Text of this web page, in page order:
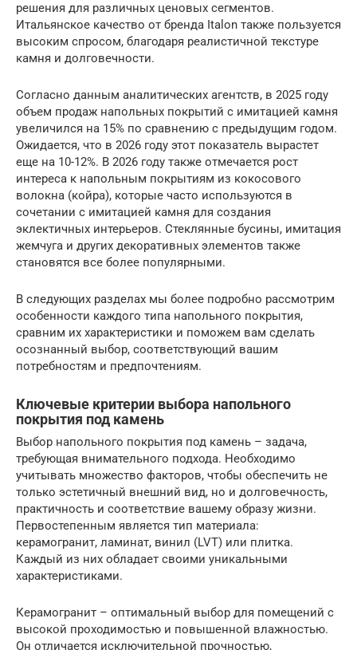
решения для различных ценовых сегментов.
Итальянское качество от бренда Italon также пользуется
высоким спросом, благодаря реалистичной текстуре
камня и долговечности.
Согласно данным аналитических агентств, в 2025 году
объем продаж напольных покрытий с имитацией камня
увеличился на 15% по сравнению с предыдущим годом.
Ожидается, что в 2026 году этот показатель вырастет
еще на 10-12%. В 2026 году также отмечается рост
интереса к напольным покрытиям из кокосового
волокна (койра), которые часто используются в
сочетании с имитацией камня для создания
эклектичных интерьеров. Стеклянные бусины, имитация
жемчуга и других декоративных элементов также
становятся все более популярными.
В следующих разделах мы более подробно рассмотрим
особенности каждого типа напольного покрытия,
сравним их характеристики и поможем вам сделать
осознанный выбор, соответствующий вашим
потребностям и предпочтениям.
Ключевые критерии выбора напольного
покрытия под камень
Выбор напольного покрытия под камень – задача,
требующая внимательного подхода. Необходимо
учитывать множество факторов, чтобы обеспечить не
только эстетичный внешний вид, но и долговечность,
практичность и соответствие вашему образу жизни.
Первостепенным является тип материала:
керамогранит, ламинат, винил (LVT) или плитка.
Каждый из них обладает своими уникальными
характеристиками.
Керамогранит – оптимальный выбор для помещений с
высокой проходимостью и повышенной влажностью.
Он отличается исключительной прочностью,